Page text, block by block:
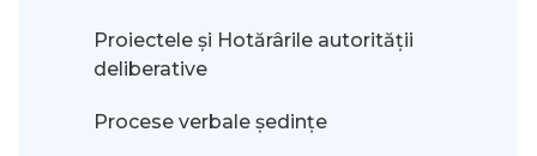
Proiectele și Hotărârile autorității
deliberative
Procese verbale ședințe